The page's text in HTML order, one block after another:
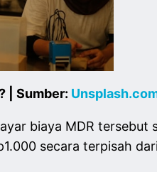
| Sumber:
biaya MDR tersebut
secara terpisah